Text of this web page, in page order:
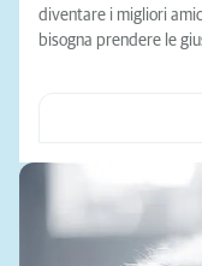
diventare i migliori
bisogna prendere le